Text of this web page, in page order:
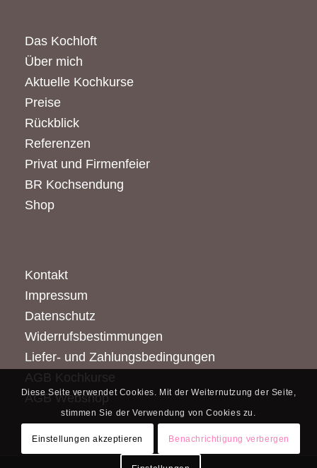
Das Kochloft
Über mich
Aktuelle Kochkurse
Preise
Rückblick
Referenzen
Privat und Firmenfeier
BR Kochsendung
Shop
Kontakt
Impressum
Datenschutz
Widerrufsbestimmungen
Liefer- und Zahlungsbedingungen
AGB Kochkurse
AGB Webshop
Diese Seite verwendet Cookies. Mit der Weiternutzung der Seite,
stimmen Sie der Verwendung von Cookies zu.
Einstellungen akzeptieren Benachrichtigung verbergen